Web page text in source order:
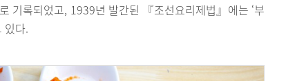
기록되었고, 1939년 발간된 『조선요리제법』에는 ‘부
있다.